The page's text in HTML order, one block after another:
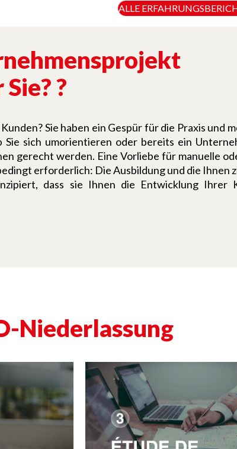
ALLE
?
Sie haben ein Gespür für die Praxis und
Sie sich umorientieren oder bereits ein
gerecht werden. Eine Vorliebe für manuelle
erforderlich: Die Ausbildung und die Ihnen
dass sie Ihnen die Entwicklung Ihrer
Niederlassung